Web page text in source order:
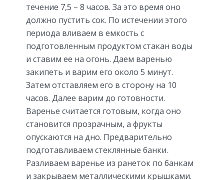
течение 7,5 – 8 часов. За это время оно
должно пустить сок. По истечении этого
периода вливаем в емкость с
подготовленным продуктом стакан воды
и ставим ее на огонь. Даем варенью
закипеть и варим его около 5 минут.
Затем отставляем его в сторону на 10
часов. Далее варим до готовности.
Варенье считается готовым, когда оно
становится прозрачным, а фрукты
опускаются на дно. Предварительно
подготавливаем стеклянные банки.
Разливаем варенье из ранеток по банкам
и закрываем металлическими крышками.